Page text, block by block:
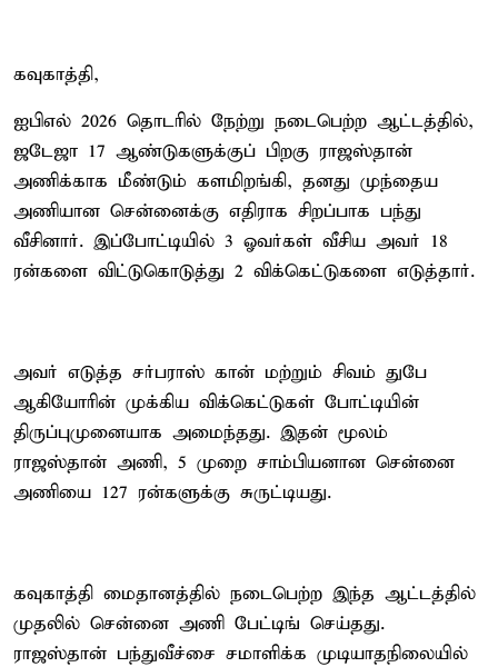
கவுகாத்தி,
ஐபிஎல் 2026 தொடரில் நேற்று நடைபெற்ற ஆட்டத்தில்,
ஜடேஜா 17 ஆண்டுகளுக்குப் பிறகு ராஜஸ்தான்
அணிக்காக மீண்டும் களமிறங்கி, தனது முந்தைய
அணியான சென்னைக்கு எதிராக சிறப்பாக பந்து
வீசினார். இப்போட்டியில் 3 ஓவர்கள் வீசிய அவர் 18
ரன்களை விட்டுகொடுத்து 2 விக்கெட்டுகளை எடுத்தார்.
அவர் எடுத்த சர்பராஸ் கான் மற்றும் சிவம் துபே
ஆகியோரின் முக்கிய விக்கெட்டுகள் போட்டியின்
திருப்புமுனையாக அமைந்தது. இதன் மூலம்
ராஜஸ்தான் அணி, 5 முறை சாம்பியனான சென்னை
அணியை 127 ரன்களுக்கு சுருட்டியது.
கவுகாத்தி மைதானத்தில் நடைபெற்ற இந்த ஆட்டத்தில்
முதலில் சென்னை அணி பேட்டிங் செய்தது.
ராஜஸ்தான் பந்துவீச்சை சமாளிக்க முடியாதநிலையில்